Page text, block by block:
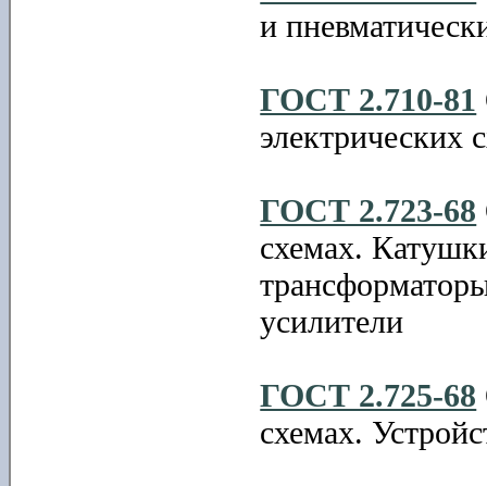
и
ГОСТ 2.710-81
электрических
ГОСТ 2.723-68
схемах.
усилители
ГОСТ 2.725-68
схемах.